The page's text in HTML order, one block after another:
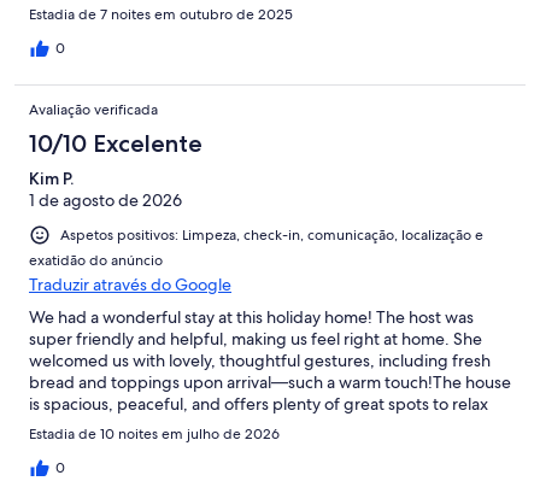
Estadia de 7 noites em outubro de 2025
0
Avaliação verificada
10/10 Excelente
Kim P.
1 de agosto de 2026
Aspetos positivos: Limpeza, check-in, comunicação, localização e
exatidão do anúncio
Traduzir através do Google
We had a wonderful stay at this holiday home! The host was
super friendly and helpful, making us feel right at home. She
welcomed us with lovely, thoughtful gestures, including fresh
bread and toppings upon arrival—such a warm touch!The house
is spacious, peaceful, and offers plenty of great spots to relax
both inside and out, with a stunning view from the garden and
terrace. The kitchen was fully equipped with everything we
needed. During our 10-day stay, the house was cleaned, and
Estadia de 10 noites em julho de 2026
0